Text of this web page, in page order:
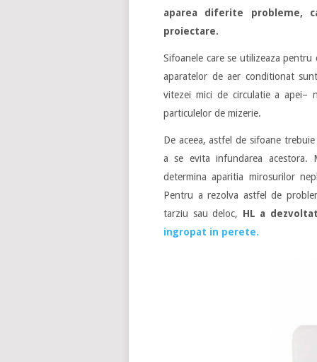
aparea diferite
proiectare.
Sifoanele care se utilizeaza
aparatelor de aer conditionat
vitezei mici de circulatie a apei–
particulelor de mizerie.
De aceea, astfel de sifoane
a se evita infundarea
determina aparitia mirosurilor
Pentru a rezolva astfel de
tarziu sau deloc, HL a
ingropat in perete.